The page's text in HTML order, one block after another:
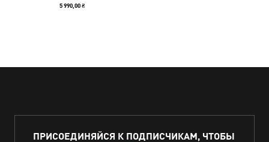
5 990,00 ₴
ПРИСОЕДИНЯЙСЯ К ПОДПИСЧИКАМ, ЧТОБЫ